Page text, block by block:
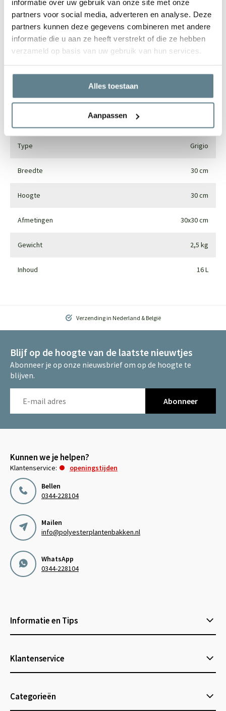
informatie over uw gebruik van onze site met onze
partners voor social media, adverteren en analyse. Deze
partners kunnen deze gegevens combineren met andere
informatie die u aan ze heeft verstrekt of die ze hebben
verzameld op basis van uw gebruik van hun services.
Alles toestaan
Aanpassen
Specificaties
Gebruik Interieur en exterieur
Type Grigio
Breedte 30 cm
Hoogte 30 cm
Afmetingen 30x30 cm
Gewicht 2,5 kg
Inhoud 16 L
Verzending in Nederland & België
Blijf op de hoogte van de laatste nieuwtjes
Abonneer je op onze nieuwsbrief om op de hoogte te
blijven.
Abonneer
Kunnen we je helpen?
Klantenservice:
openingstijden
Bellen
0344-228104
Mailen
info@polyesterplantenbakken.nl
WhatsApp
0344-228104
Informatie en Tips
Klantenservice
Categorieën